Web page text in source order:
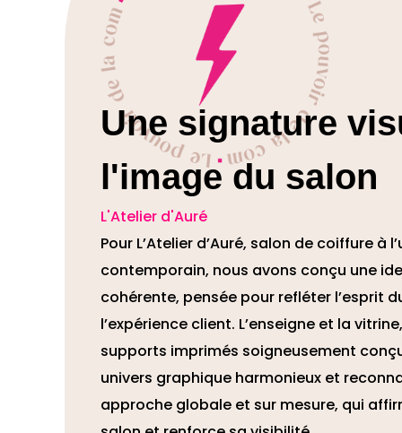
Une signature
l'image du salon
L'Atelier d'Auré
Pour L’Atelier d’Auré, salon de coiffure à
contemporain, nous avons conçu une
cohérente, pensée pour refléter l’esprit
l’expérience client. L’enseigne et la
supports imprimés soigneusement
univers graphique harmonieux et
approche globale et sur mesure, qui